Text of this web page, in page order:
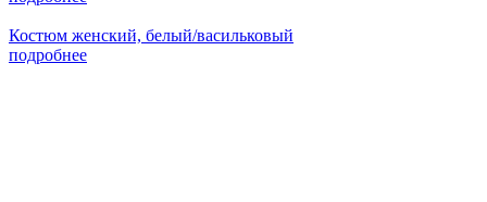
Костюм женский, белый/васильковый
подробнее